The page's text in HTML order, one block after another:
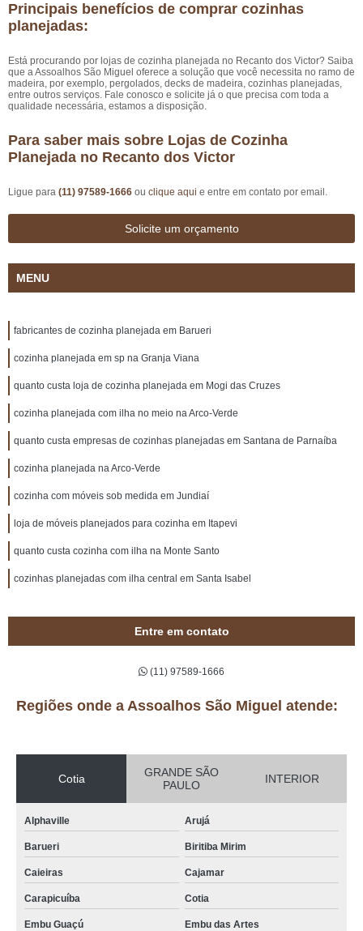
Principais benefícios de comprar cozinhas
planejadas:
Está procurando por lojas de cozinha planejada no Recanto dos Victor? Saiba
que a Assoalhos São Miguel oferece a solução que você necessita no ramo de
madeira, por exemplo, pergolados, decks de madeira, cozinhas planejadas,
entre outros serviços. Fale conosco e solicite já o que precisa com toda a
qualidade necessária, estamos a disposição.
Para saber mais sobre Lojas de Cozinha
Planejada no Recanto dos Victor
Ligue para (11) 97589-1666 ou clique aqui e entre em contato por email.
Solicite um orçamento
MENU
fabricantes de cozinha planejada em Barueri
cozinha planejada em sp na Granja Viana
quanto custa loja de cozinha planejada em Mogi das Cruzes
cozinha planejada com ilha no meio na Arco-Verde
quanto custa empresas de cozinhas planejadas em Santana de Parnaíba
cozinha planejada na Arco-Verde
cozinha com móveis sob medida em Jundiaí
loja de móveis planejados para cozinha em Itapevi
quanto custa cozinha com ilha na Monte Santo
cozinhas planejadas com ilha central em Santa Isabel
Entre em contato
(11) 97589-1666
Regiões onde a Assoalhos São Miguel atende:
Cotia
GRANDE SÃO
PAULO
INTERIOR
Alphaville Arujá
Barueri Biritiba Mirim
Caieiras Cajamar
Carapicuíba Cotia
Embu Guaçú Embu das Artes